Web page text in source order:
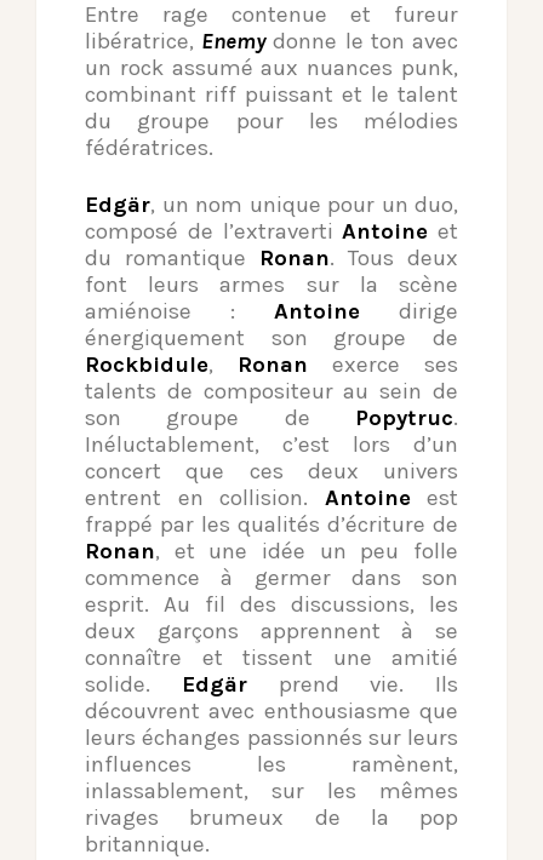
Entre rage contenue et fureur
libératrice, Enemy donne le ton avec
un rock assumé aux nuances punk,
combinant riff puissant et le talent
du groupe pour les mélodies
fédératrices.
Edgär, un nom unique pour un duo,
composé de l’extravertiAntoine et
du romantique Ronan. Tous deux
font leurs armes sur la scène
amiénoise : Antoine dirige
énergiquement son groupe de
Rockbidule, Ronan exerce ses
talents de compositeur au sein de
son groupe de Popytruc.
Inéluctablement, c’est lors d’un
concert que ces deux univers
entrent en collision. Antoineest
frappé par les qualités d’écriture de
Ronan, et une idée un peu folle
commence à germer dans son
esprit. Au fil des discussions, les
deux garçons apprennent à se
connaître et tissent une amitié
solide.
Edgärprend vie. Ils
découvrent avec enthousiasme que
leurs échanges passionnés sur leurs
influences les ramènent,
inlassablement, sur les mêmes
rivages brumeux de la pop
britannique.